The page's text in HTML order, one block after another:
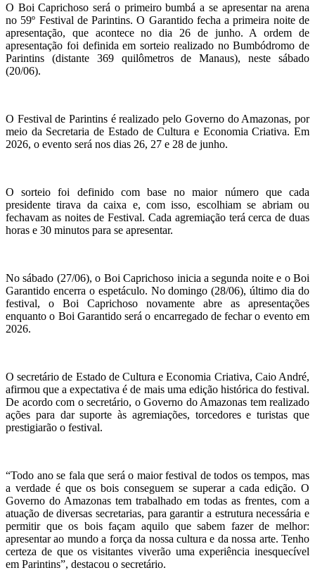
O Boi Caprichoso será o primeiro bumbá a se apresentar na arena
no 59º Festival de Parintins. O Garantido fecha a primeira noite de
apresentação, que acontece no dia 26 de junho. A ordem de
apresentação foi definida em sorteio realizado no Bumbódromo de
Parintins (distante 369 quilômetros de Manaus), neste sábado
(20/06).
O Festival de Parintins é realizado pelo Governo do Amazonas, por
meio da Secretaria de Estado de Cultura e Economia Criativa. Em
2026, o evento será nos dias 26, 27 e 28 de junho.
O sorteio foi definido com base no maior número que cada
presidente tirava da caixa e, com isso, escolhiam se abriam ou
fechavam as noites de Festival. Cada agremiação terá cerca de duas
horas e 30 minutos para se apresentar.
No sábado (27/06), o Boi Caprichoso inicia a segunda noite e o Boi
Garantido encerra o espetáculo. No domingo (28/06), último dia do
festival, o Boi Caprichoso novamente abre as apresentações
enquanto o Boi Garantido será o encarregado de fechar o evento em
2026.
O secretário de Estado de Cultura e Economia Criativa, Caio André,
afirmou que a expectativa é de mais uma edição histórica do festival.
De acordo com o secretário, o Governo do Amazonas tem realizado
ações para dar suporte às agremiações, torcedores e turistas que
prestigiarão o festival.
“Todo ano se fala que será o maior festival de todos os tempos, mas
a verdade é que os bois conseguem se superar a cada edição. O
Governo do Amazonas tem trabalhado em todas as frentes, com a
atuação de diversas secretarias, para garantir a estrutura necessária e
permitir que os bois façam aquilo que sabem fazer de melhor:
apresentar ao mundo a força da nossa cultura e da nossa arte. Tenho
certeza de que os visitantes viverão uma experiência inesquecível
em Parintins”, destacou o secretário.